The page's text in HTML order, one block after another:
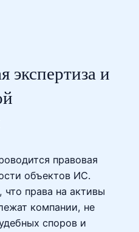
экспертиза и
правовая
объектов ИС.
что права на активы
компании, не
споров и